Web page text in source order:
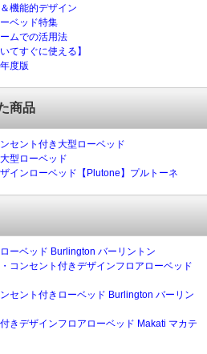
機能的デザイン
ベッド特集
ムでの活用法
てすぐに使える】
度版
商品
セント付き大型ローベッド
型ローベッド
インローベッド【Plutone】プルトーネ
ーベッド Burlington バーリントン
コンセント付きデザインフロアローベッド
セント付きローベッド Burlington バーリン
きデザインフロアローベッド Makati マカテ